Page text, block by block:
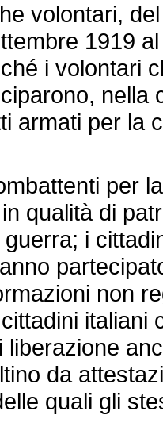
volontari, del
1919
i volontari
nella
armati per la
per
qualità di
i
non
liberazione
da
quali gli